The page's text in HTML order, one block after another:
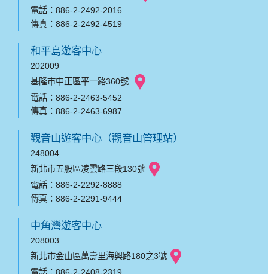
電話：886-2-2492-2016
傳真：886-2-2492-4519
和平島遊客中心
202009
基隆市中正區平一路360號
電話：886-2-2463-5452
傳真：886-2-2463-6987
觀音山遊客中心（觀音山管理站）
248004
新北市五股區凌雲路三段130號
電話：886-2-2292-8888
傳真：886-2-2291-9444
中角灣遊客中心
208003
新北市金山區萬壽里海興路180之3號